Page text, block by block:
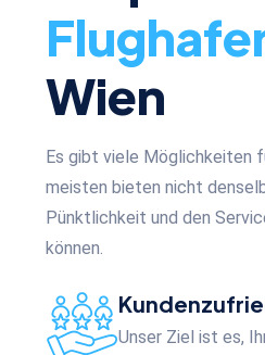
Wien
Es gibt viele Möglichkeiten
meisten bieten nicht
Pünktlichkeit und den
können.
Unser Ziel ist es,